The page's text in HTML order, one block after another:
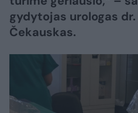
gydytojas urologas
Čekauskas.